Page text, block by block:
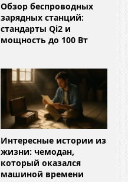
Обзор беспроводных
зарядных станций:
стандарты Qi2 и
мощность до 100 Вт
Интересные истории из
жизни: чемодан,
который оказался
машиной времени